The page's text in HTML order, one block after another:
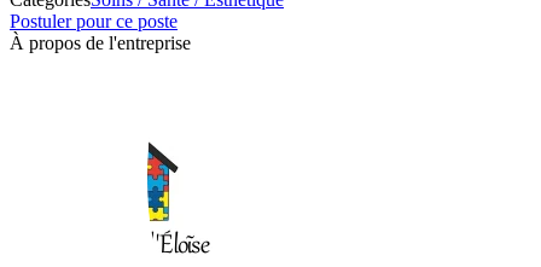
Postuler pour ce poste
À propos de l'entreprise